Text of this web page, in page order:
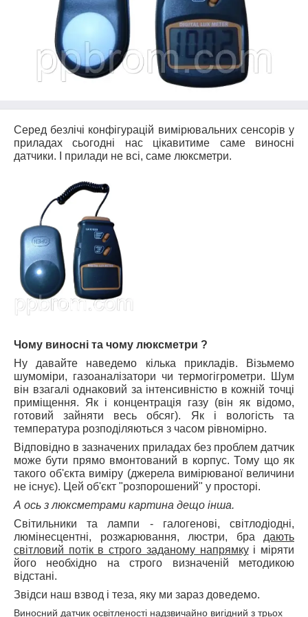
Серед безлічі конфігурацій вимірювальних сенсорів у
приладах сьогодні нас цікавитиме саме виносні
датчики. І прилади не всі, саме люксметри.
Чому виносні та чому люксметри ?
Ну давайте наведемо кілька прикладів. Візьмемо
шумоміри, газоаналізатори чи термогігрометри. Шум
він взагалі однаковий за інтенсивністю в кожній точці
приміщення. Як і концентрація газу (він як відомо,
готовий зайняти весь обсяг). Як і вологість та
температура розподіляються з часом рівномірно.
Відповідно в зазначених приладах без проблем датчик
може бути прямо вмонтований в корпус. Тому що як
такого об'єкта виміру (джерела вимірюваної величини
не існує). Цей об'єкт "розпорошений" у просторі.
А ось з люксметрами картина дещо інша.
Світильники та лампи - галогенові, світлодіодні,
люмінесцентні, розжарювання, люстри, бра дають
світловий потік в строго заданому напрямкуі міряти
його необхідно на строго визначеній методикою
відстані.
Звідси наш взвод і теза, яку ми зараз доведемо.
Виносний датчик освітленості надзвичайно вигідний з трьох